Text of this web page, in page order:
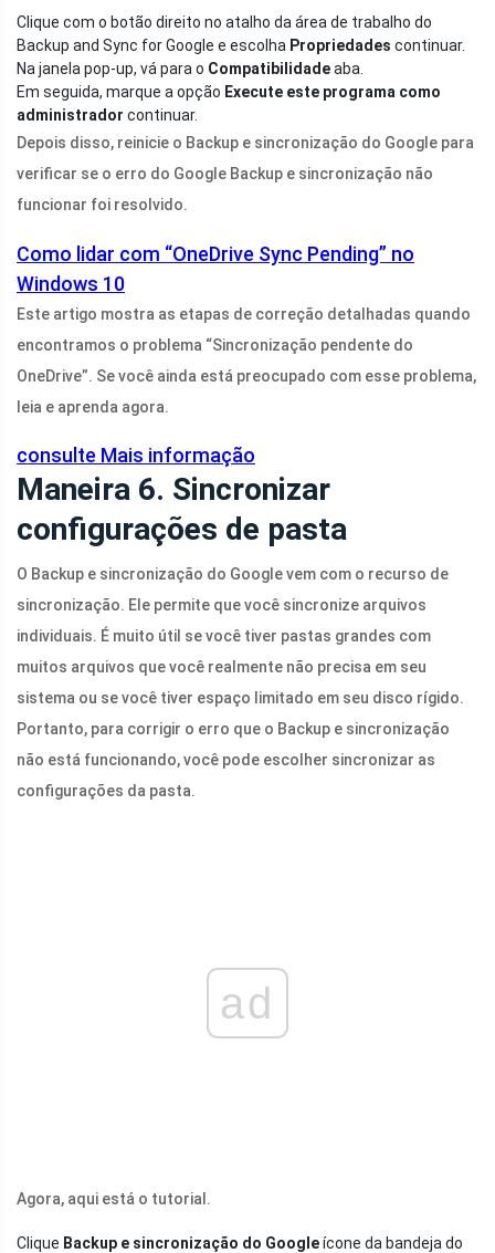
Clique com o botão direito no atalho da área de trabalho do
Backup and Sync for Google e escolha Propriedades continuar.
Na janela pop-up, vá para o Compatibilidadeaba.
Em seguida, marque a opção Execute este programa como
administrador continuar.
Depois disso, reinicie o Backup e sincronização do Google para
verificar se o erro do Google Backup e sincronização não
funcionar foi resolvido.
Como lidar com “OneDrive Sync Pending” no
Windows 10
Este artigo mostra as etapas de correção detalhadas quando
encontramos o problema “Sincronização pendente do
OneDrive”. Se você ainda está preocupado com esse problema,
leia e aprenda agora.
consulte Mais informação
Maneira 6. Sincronizar
configurações de pasta
O Backup e sincronização do Google vem com o recurso de
sincronização. Ele permite que você sincronize arquivos
individuais. É muito útil se você tiver pastas grandes com
muitos arquivos que você realmente não precisa em seu
sistema ou se você tiver espaço limitado em seu disco rígido.
Portanto, para corrigir o erro que o Backup e sincronização
não está funcionando, você pode escolher sincronizar as
configurações da pasta.
ad
Agora, aqui está o tutorial.
Clique Backup e sincronização do Googleícone da bandeja do